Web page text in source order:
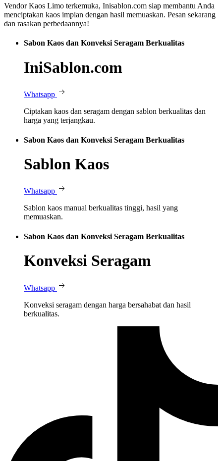
Vendor Kaos Limo terkemuka, Inisablon.com siap membantu Anda
menciptakan kaos impian dengan hasil memuaskan. Pesan sekarang
dan rasakan perbedaannya!
Sabon Kaos dan Konveksi Seragam Berkualitas
IniSablon.com
Whatsapp
Ciptakan kaos dan seragam dengan sablon berkualitas dan
harga yang terjangkau.
Sabon Kaos dan Konveksi Seragam Berkualitas
Sablon Kaos
Whatsapp
Sablon kaos manual berkualitas tinggi, hasil yang
memuaskan.
Sabon Kaos dan Konveksi Seragam Berkualitas
Konveksi Seragam
Whatsapp
Konveksi seragam dengan harga bersahabat dan hasil
berkualitas.